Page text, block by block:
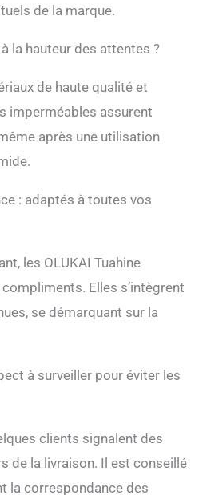
de la marque.
la hauteur des attentes ?
de haute qualité et
imperméables assurent
après une utilisation
: adaptés à toutes vos
les OLUKAI Tuahine
Elles s’intègrent
se démarquant sur la
à surveiller pour éviter les
clients signalent des
de la livraison. Il est conseillé
la correspondance des